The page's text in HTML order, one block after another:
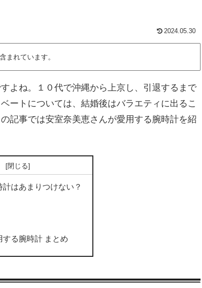
2024.05.30
まれています。
よね。１０代で沖縄から上京し、引退するまで
ートについては、結婚後はバラエティに出るこ
記事では安室奈美恵さんが愛用する腕時計を紹
はあまりつけない？
る腕時計 まとめ